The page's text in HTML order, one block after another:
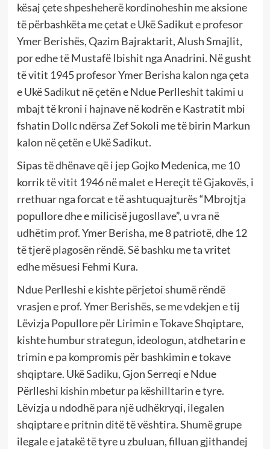
kësaj çete shpesheherë kordinoheshin me aksione
të përbashkëta me çetat e Ukë Sadikut e profesor
Ymer Berishës, Qazim Bajraktarit, Alush Smajlit,
por edhe të Mustafë Ibishit nga Anadrini. Në gusht
të vitit 1945 profesor Ymer Berisha kalon nga çeta
e Ukë Sadikut në çetën e Ndue Perlleshit takimi u
mbajt të kroni i hajnave në kodrën e Kastratit mbi
fshatin Dollc ndërsa Zef Sokoli me të birin Markun
kalon në çetën e Ukë Sadikut.
Sipas të dhënave që i jep Gojko Medenica, me 10
korrik të vitit 1946 në malet e Hereçit të Gjakovës, i
rrethuar nga forcat e të ashtuquajturës “Mbrojtja
popullore dhe e milicisë jugosllave”, u vra në
udhëtim prof. Ymer Berisha, me 8 patriotë, dhe 12
të tjerë plagosën rëndë. Së bashku me ta vritet
edhe mësuesi Fehmi Kura.
Ndue Perlleshi e kishte përjetoi shumë rëndë
vrasjen e prof. Ymer Berishës, se me vdekjen e tij
Lëvizja Popullore për Lirimin e Tokave Shqiptare,
kishte humbur strategun, ideologun, atdhetarin e
trimin e pa kompromis për bashkimin e tokave
shqiptare. Ukë Sadiku, Gjon Serreqi e Ndue
Përlleshi kishin mbetur pa këshilltarin e tyre.
Lëvizja u ndodhë para një udhëkryqi, ilegalen
shqiptare e pritnin ditë të vështira. Shumë grupe
ilegale e jatakë të tyre u zbuluan, filluan gjithandej